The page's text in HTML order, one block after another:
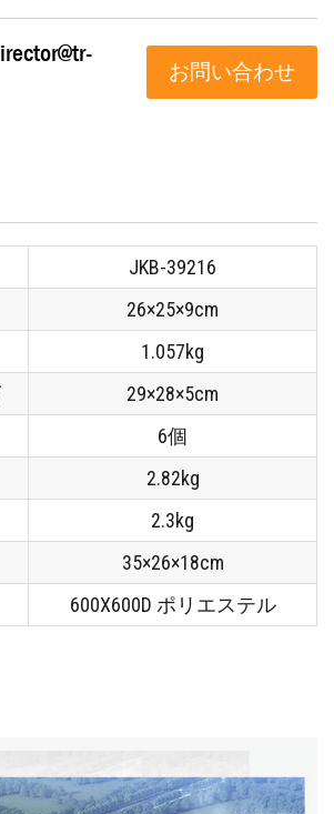
お問い合わせ
JKB-39216
26×25×9cm
1.057kg
29×28×5cm
6個
2.82kg
2.3kg
35×26×18cm
600X600D ポリエステル